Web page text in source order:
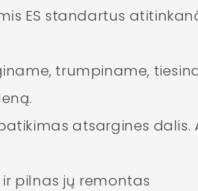
ES standartus
trumpiname,
atsargines
pilnas jų remontas